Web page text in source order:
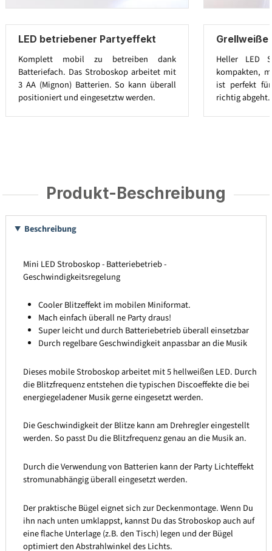
LED betriebener Partyeffekt
Komplett mobil zu betreiben dank
Batteriefach. Das Stroboskop arbeitet mit
3 AA (Mignon) Batterien. So kann überall
positioniert und eingesetztw werden.
Grellweiße
Heller LED
kompakten,
ist perfekt
richtig abgeht.
Produkt-Beschreibung
Beschreibung
Mini LED Stroboskop - Batteriebetrieb -
Geschwindigkeitsregelung
Cooler Blitzeffekt im mobilen Miniformat.
Mach einfach überall ne Party draus!
Super leicht und durch Batteriebetrieb überall einsetzbar
Durch regelbare Geschwindigkeit anpassbar an die Musik
Dieses mobile Stroboskop arbeitet mit 5 hellweißen LED. Durch
die Blitzfrequenz entstehen die typischen Discoeffekte die bei
energiegeladener Musik gerne eingesetzt werden.
Die Geschwindigkeit der Blitze kann am Drehregler eingestellt
werden. So passt Du die Blitzfrequenz genau an die Musik an.
Durch die Verwendung von Batterien kann der Party Lichteffekt
stromunabhängig überall eingesetzt werden.
Der praktische Bügel eignet sich zur Deckenmontage. Wenn Du
ihn nach unten umklappst, kannst Du das Stroboskop auch auf
eine flache Unterlage (z.B. den Tisch) legen und der Bügel
optimiert den Abstrahlwinkel des Lichts.